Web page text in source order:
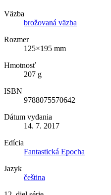
Väzba
brožovaná väzba
Rozmer
125×195 mm
Hmotnosť
207 g
ISBN
9788075570642
Dátum vydania
14. 7. 2017
Edícia
Fantastická Epocha
Jazyk
čeština